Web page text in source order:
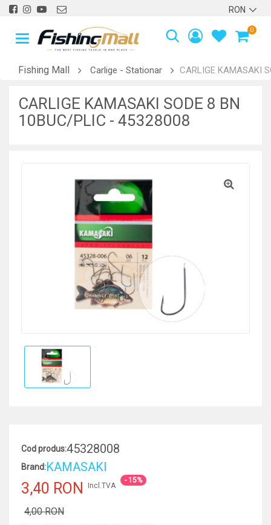
0
Fishing Mall Carlige - Stationar CARLIGE KAMASAKI
CARLIGE KAMASAKI SODE 8 BN
10BUC/PLIC - 45328008
Cod produs:45328008
Brand:KAMASAKI
3,40 RON
4,00 RON
- 15%
Incl.TVA